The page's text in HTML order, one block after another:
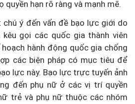
quyền hạn rõ ràng và mạnh mẽ.
chú ý đến vấn đề bạo lực giới do
gọi các quốc gia thành viên
hành động quốc gia chống
các biện pháp có mục tiêu để
lực này. Bạo lực trực tuyến ảnh
đến phụ nữ ở các vị trí quyền
trẻ và phụ nữ thuộc các nhóm